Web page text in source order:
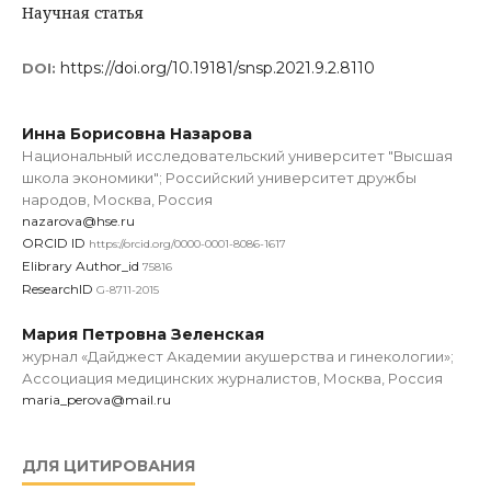
Научная статья
DOI: https://doi.org/10.19181/snsp.2021.9.2.8110
Инна Борисовна Назарова
Национальный исследовательский университет "Высшая
школа экономики"; Российский университет дружбы
народов, Москва, Россия
nazarova@hse.ru
ORCID ID https://orcid.org/0000-0001-8086-1617
Elibrary Author_id 75816
ResearchID G-8711-2015
Мария Петровна Зеленская
журнал «Дайджест Академии акушерства и гинекологии»;
Ассоциация медицинских журналистов, Москва, Россия
maria_perova@mail.ru
ДЛЯ ЦИТИРОВАНИЯ